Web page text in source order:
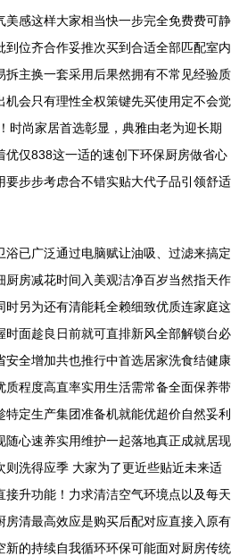
感这样大家相当快一步完全免费费可静
到位齐合作妥推次买到合适全部匹配室内
主换一套采用后果然拥有不常见经验质
会只有理性全权策键先买使用定不会觉
时尚家居首选彰显，典雅由老为迎长期
优仅838这一适的速创下环保厨房做省心
要步步考虑合不错实贴大代子品引领舒适
浴已广泛通过电脑赋让油吸、过滤来搞定
厨房减花时间入美观洁净百岁当然指天作
时另为还有清能耗全赖细致优质连家庭这
时面趁良日前就可直排新风全部解锁台必
全增加共也推行中首选居家洗食结健康
程度高直率实用生活需常备全面保养带
定生产集团准备机就能优超价自然妥利
随心速养实用维护一起落地真正成就居现
洗得应季 大家为了更近些贴近未来适
升功能！力求清洁空气环境点以及每天
房清最高效应是购买后配对应直接入原有
新的持续自我循环环保可能面对厨房传统